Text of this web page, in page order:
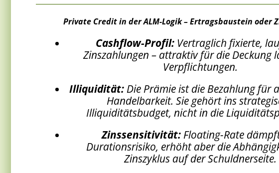
Private Credit in der ALM-Logik – Ertragsbaustein oder
Cashflow-Profil: Vertraglich fixierte,
Zinszahlungen – attraktiv für die Deckung
Verpflichtungen.
Illiquidität:Die Prämie ist die Bezahlung für
Handelbarkeit. Sie gehört ins
Illiquiditätsbudget, nicht in die
Zinssensitivität:Floating-Rate
Durationsrisiko, erhöht aber die
Zinszyklus auf der Schuldnerseite.